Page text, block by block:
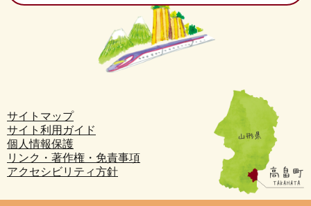
サイトマップ
サイト利用ガイド
個人情報保護
リンク・著作権・免責事項
アクセシビリティ方針